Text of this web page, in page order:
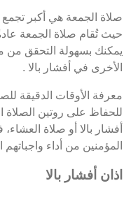
صلاة الجمعة هي أكبر
حيث تُقام صلاة الجمعة
يمكنك بسهولة التحقق من
الأخرى في أفشار بالا .
معرفة الأوقات الدقيقة
للحفاظ على روتين
أفشار بالا أو صلاة
المؤمنين من أداء واجباتهم
اذان أفشار بالا